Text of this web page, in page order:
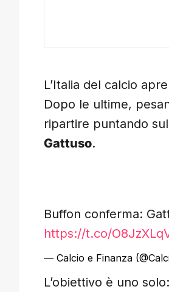
L’Italia del calcio
Dopo le ultime,
ripartire puntando
Gattuso.
Buffon conferma:
https://t.co/
— Calcio e Finanza
L’obiettivo è uno solo: